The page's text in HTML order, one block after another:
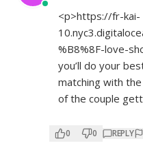
<p>https://fr-kai-
%B8%8F-love-
you’ll do your
matching with
of the couple
0 0 REPLY